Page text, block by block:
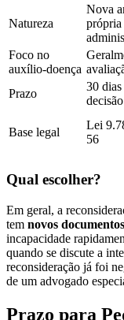
Natureza
Nova
Foco no
auxílio-doença
Prazo
30
decisão
Base legal
Lei
56
Qual escolher?
Em geral, a
tem novos
incapacidade
quando se discute a
reconsideração já foi
de um advogado
Prazo para